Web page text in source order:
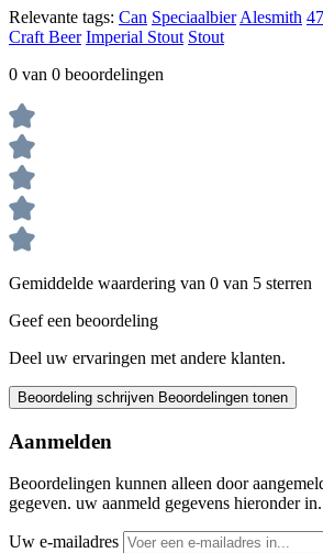
Relevante tags: Can Speciaalbier Alesmith
Craft Beer Imperial Stout Stout
0 van 0 beoordelingen
Gemiddelde waardering van 0 van 5 sterren
Geef een beoordeling
Deel uw ervaringen met andere klanten.
Beoordeling schrijven Beoordelingen tonen
Aanmelden
Beoordelingen kunnen alleen door
gegeven. uw aanmeld gegevens hieronder in.
Uw e-mailadres